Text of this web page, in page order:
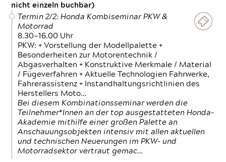
nicht einzeln buchbar)
Termin 2/2: Honda Kombiseminar PKW &
Motorrad
8.30—16.00 Uhr
PKW: + Vorstellung der Modellpalette +
Besonderheiten zur Motorentechnik /
Abgasverhalten + Konstruktive Merkmale / Material
/ Fügeverfahren + Aktuelle Technologien Fahrwerke,
Fahrerassistenz + Instandhaltungsrichtlinien des
Herstellers Moto…
Bei diesem Kombinationsseminar werden die
Teilnehmer*Innen an der top ausgestatteten Honda-
Akademie mithilfe einer großen Palette an
Anschauungsobjekten intensiv mit allen aktuellen
und technischen Neuerungen im PKW- und
Motorradsektor vertraut gemac…